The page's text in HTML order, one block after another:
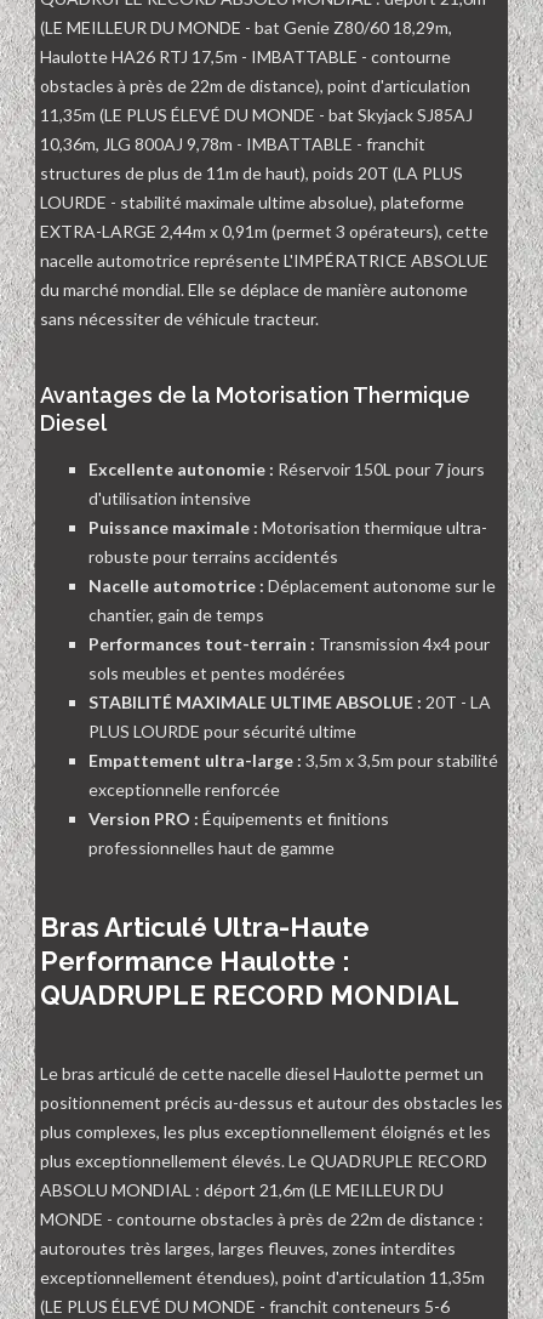
(LE MEILLEUR DU MONDE - bat Genie Z80/60 18,29m,
Haulotte HA26 RTJ 17,5m - IMBATTABLE - contourne
obstacles à près de 22m de distance), point d'articulation
11,35m (LE PLUS ÉLEVÉ DU MONDE - bat Skyjack SJ85AJ
10,36m, JLG 800AJ 9,78m - IMBATTABLE - franchit
structures de plus de 11m de haut), poids 20T (LA PLUS
LOURDE - stabilité maximale ultime absolue), plateforme
EXTRA-LARGE 2,44m x 0,91m (permet 3 opérateurs), cette
nacelle automotrice représente L'IMPÉRATRICE ABSOLUE
du marché mondial. Elle se déplace de manière autonome
sans nécessiter de véhicule tracteur.
Avantages de la Motorisation Thermique
Diesel
Excellente autonomie : Réservoir 150L pour 7 jours
d'utilisation intensive
Puissance maximale : Motorisation thermique ultra-
robuste pour terrains accidentés
Nacelle automotrice : Déplacement autonome sur le
chantier, gain de temps
Performances tout-terrain : Transmission 4x4 pour
sols meubles et pentes modérées
STABILITÉ MAXIMALE ULTIME ABSOLUE : 20T - LA
PLUS LOURDE pour sécurité ultime
Empattement ultra-large : 3,5m x 3,5m pour stabilité
exceptionnelle renforcée
Version PRO : Équipements et finitions
professionnelles haut de gamme
Bras Articulé Ultra-Haute
Performance Haulotte :
QUADRUPLE RECORD MONDIAL
Le bras articulé de cette nacelle diesel Haulotte permet un
positionnement précis au-dessus et autour des obstacles les
plus complexes, les plus exceptionnellement éloignés et les
plus exceptionnellement élevés. Le QUADRUPLE RECORD
ABSOLU MONDIAL : déport 21,6m (LE MEILLEUR DU
MONDE - contourne obstacles à près de 22m de distance :
autoroutes très larges, larges fleuves, zones interdites
exceptionnellement étendues), point d'articulation 11,35m
(LE PLUS ÉLEVÉ DU MONDE - franchit conteneurs 5-6